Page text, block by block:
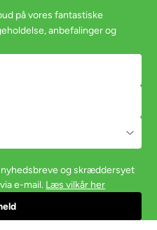
på vores fantastiske
anbefalinger og
og skræddersyet
e-mail. Læs vilkår her